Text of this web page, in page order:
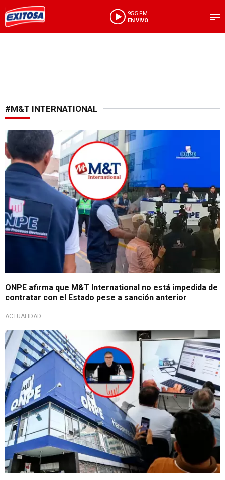
95.5 FM
EN VIVO
#M&T INTERNATIONAL
Dudas por empresa auditora
ONPE afirma que M&T International no está impedida de
contratar con el Estado pese a sanción anterior
ACTUALIDAD
Defiende su sistema